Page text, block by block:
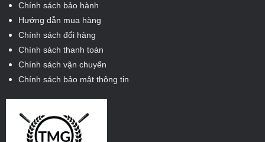
Chính sách bảo hành
Hướng dẫn mua hàng
Chính sách đổi hàng
Chính sách thanh toán
Chính sách vận chuyển
Chính sách bảo mật thông tin